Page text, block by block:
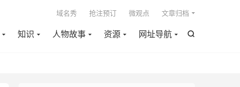

知识 人物故事 资源 网址导航
域名秀 抢注预订 微观点 文章归档